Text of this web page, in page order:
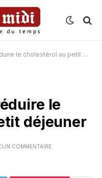
le cholestérol au petit déjeuner
le
déjeuner
COMMENTAIRE